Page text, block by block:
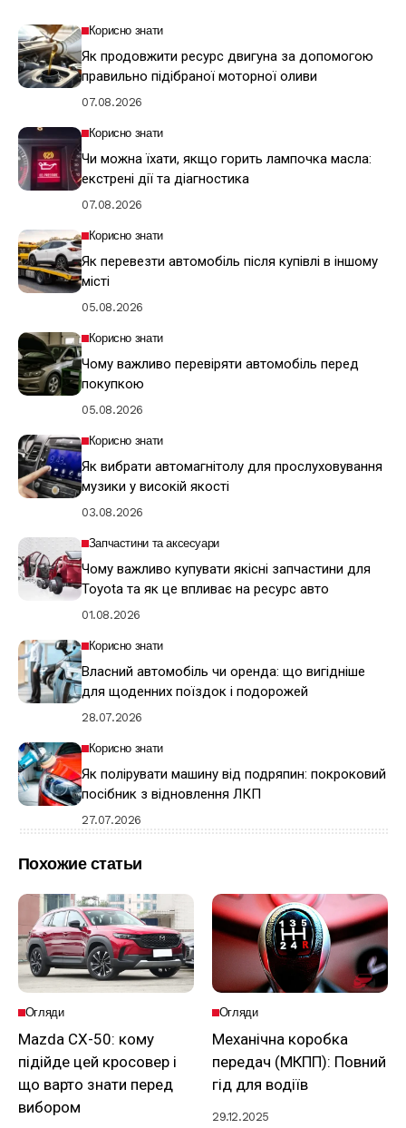
Корисно знати
Як продовжити ресурс двигуна за допомогою
правильно підібраної моторної оливи
07.08.2026
Корисно знати
Чи можна їхати, якщо горить лампочка масла:
екстрені дії та діагностика
07.08.2026
Корисно знати
Як перевезти автомобіль після купівлі в іншому
місті
05.08.2026
Корисно знати
Чому важливо перевіряти автомобіль перед
покупкою
05.08.2026
Корисно знати
Як вибрати автомагнітолу для прослуховування
музики у високій якості
03.08.2026
Запчастини та аксесуари
Чому важливо купувати якісні запчастини для
Toyota та як це впливає на ресурс авто
01.08.2026
Корисно знати
Власний автомобіль чи оренда: що вигідніше
для щоденних поїздок і подорожей
28.07.2026
Корисно знати
Як полірувати машину від подряпин: покроковий
посібник з відновлення ЛКП
27.07.2026
Похожие статьи
Огляди
Mazda CX-50: кому
підійде цей кросовер і
що варто знати перед
вибором
Огляди
Механічна коробка
передач (МКПП): Повний
гід для водіїв
29.12.2025